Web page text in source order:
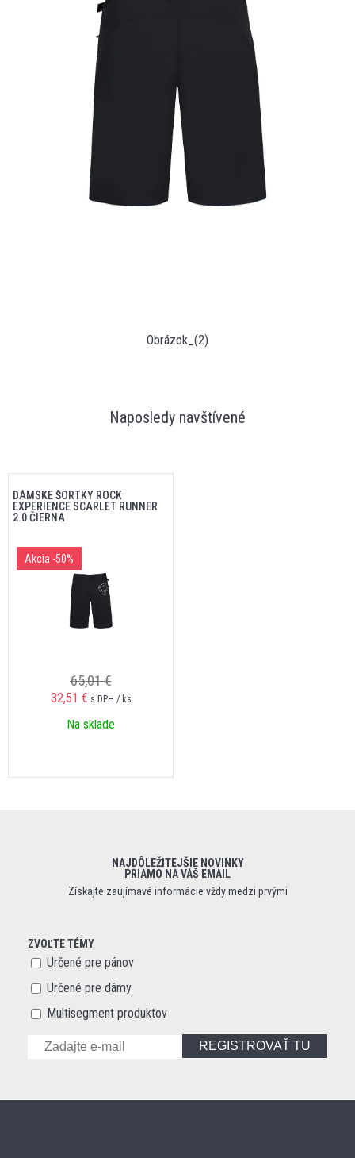
Obrázok_(2)
Naposledy navštívené
DÁMSKE ŠORTKY ROCK
EXPERIENCE SCARLET RUNNER
2.0 ČIERNA
Akcia -50%
65,01 €
32,51 € s DPH / ks
Na sklade
NAJDÔLEŽITEJŠIE NOVINKY
PRIAMO NA VÁŠ EMAIL
Získajte zaujímavé informácie vždy medzi prvými
ZVOĽTE TÉMY
Určené pre pánov
Určené pre dámy
Multisegment produktov
REGISTROVAŤ TU